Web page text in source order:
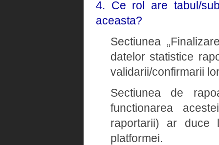
4. Ce rol are tabul/
aceasta?
Sectiunea
datelor statistice
validarii/confirmarii
Sectiunea de
functionarea
raportarii) ar duce
platformei.